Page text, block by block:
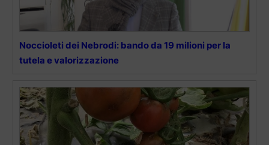
Noccioleti dei Nebrodi: bando da 19 milioni per la
tutela e valorizzazione